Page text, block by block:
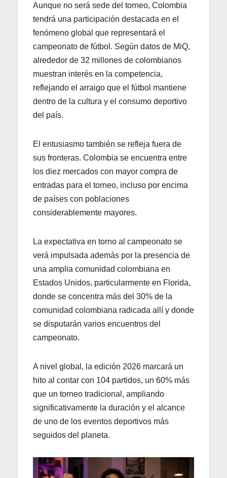
Aunque no será sede del torneo, Colombia
tendrá una participación destacada en el
fenómeno global que representará el
campeonato de fútbol. Según datos de MiQ,
alrededor de 32 millones de colombianos
muestran interés en la competencia,
reflejando el arraigo que el fútbol mantiene
dentro de la cultura y el consumo deportivo
del país.
El entusiasmo también se refleja fuera de
sus fronteras. Colombia se encuentra entre
los diez mercados con mayor compra de
entradas para el torneo, incluso por encima
de países con poblaciones
considerablemente mayores.
La expectativa en torno al campeonato se
verá impulsada además por la presencia de
una amplia comunidad colombiana en
Estados Unidos, particularmente en Florida,
donde se concentra más del 30% de la
comunidad colombiana radicada allí y donde
se disputarán varios encuentros del
campeonato.
A nivel global, la edición 2026 marcará un
hito al contar con 104 partidos, un 60% más
que un torneo tradicional, ampliando
significativamente la duración y el alcance
de uno de los eventos deportivos más
seguidos del planeta.